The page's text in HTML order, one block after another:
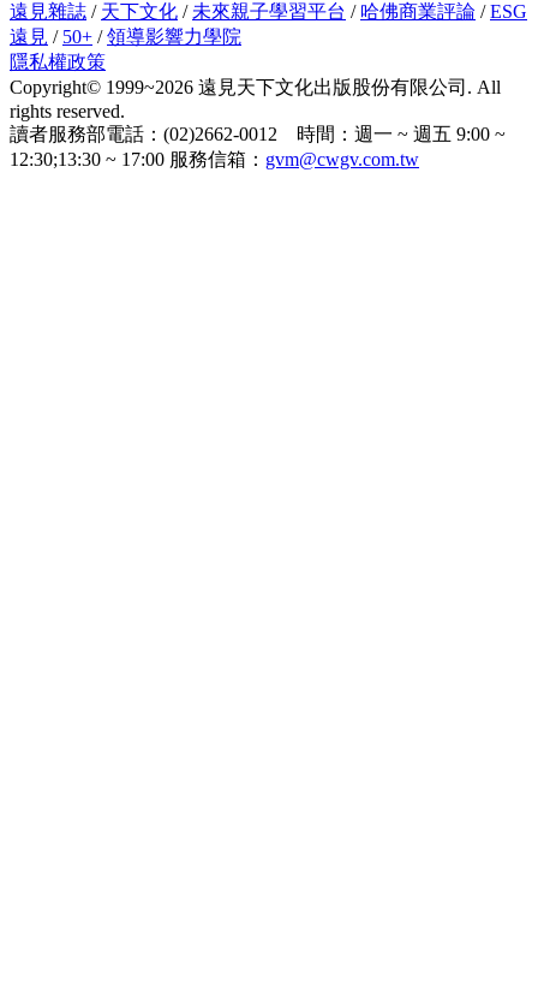
遠見雜誌 / 天下文化 /未來親子學習平台 / 哈佛商業評論 /ESG
遠見 / 50+ /領導影響力學院
隱私權政策
Copyright© 1999~2026 遠見天下文化出版股份有限公司. All
rights reserved.
讀者服務部電話：(02)2662-0012 時間：週一 ~ 週五 9:00 ~
12:30;13:30 ~ 17:00 服務信箱： gvm@cwgv.com.tw